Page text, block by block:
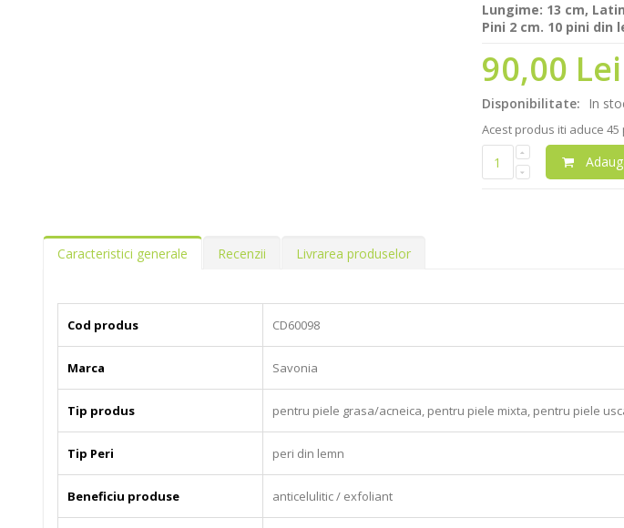
Lungime: 13 cm,
Pini 2 cm. 10 pini din
90,00 Lei
Disponibilitate: In
Acest produs iti aduce 45
Caracteristici generale Recenzii Livrarea produselor
Cod produs CD60098
Marca Savonia
Tip produs pentru piele grasa/acneica, pentru piele mixta, pentru piele
Tip Peri peri din lemn
Beneficiu produse anticelulitic / exfoliant